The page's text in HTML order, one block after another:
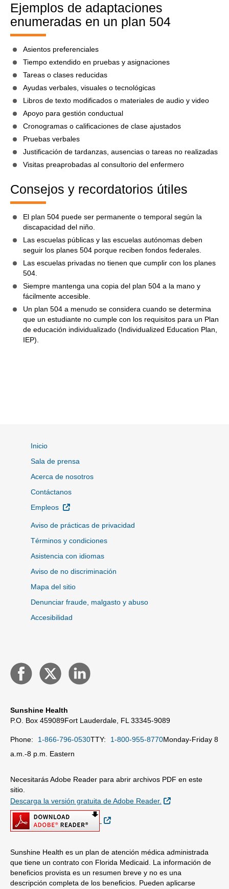
Ejemplos de adaptaciones
enumeradas en un plan 504
Asientos preferenciales
Tiempo extendido en pruebas y asignaciones
Tareas o clases reducidas
Ayudas verbales, visuales o tecnológicas
Libros de texto modificados o materiales de audio y video
Apoyo para gestión conductual
Cronogramas o calificaciones de clase ajustados
Pruebas verbales
Justificación de tardanzas, ausencias o tareas no realizadas
Visitas preaprobadas al consultorio del enfermero
Consejos y recordatorios útiles
El plan 504 puede ser permanente o temporal según la
discapacidad del niño.
Las escuelas públicas y las escuelas autónomas deben
seguir los planes 504 porque reciben fondos federales.
Las escuelas privadas no tienen que cumplir con los planes
504.
Siempre mantenga una copia del plan 504 a la mano y
fácilmente accesible.
Un plan 504 a menudo se considera cuando se determina
que un estudiante no cumple con los requisitos para un Plan
de educación individualizado (Individualized Education Plan,
IEP).
Inicio
Sala de prensa
Acerca de nosotros
Contáctanos
Empleos
Sitio Externo
Aviso de prácticas de privacidad
Términos y condiciones
Asistencia con idiomas
Aviso de no discriminación
Mapa del sitio
Denunciar fraude, malgasto y abuso
Accesibilidad
Sunshine Health
P.O. Box 459089Fort Lauderdale, FL 33345-9089
Phone: 1-866-796-0530TTY: 1-800-955-8770Monday-Friday 8
a.m.-8 p.m. Eastern
Necesitarás Adobe Reader para abrir archivos PDF en este
sitio.
Descarga la versión gratuita de Adobe Reader.
Sitio Externo
Sitio Externo
Sunshine Health es un plan de atención médica administrada
que tiene un contrato con Florida Medicaid. La información de
beneficios provista es un resumen breve y no es una
descripción completa de los beneficios. Pueden aplicarse